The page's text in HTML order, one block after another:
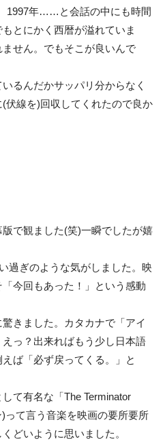
1997年……と会話の中にも時間
とにかく西暦が溢れていま
せん。でもそこが良いんで
るんだかサッパリ分からなく
伏線を)回収してくれたので良か
で観ました(笑)一瞬でしたが嬉
過ぎのような気がしました。映
今回もあった！」という感動
きました。カタカナで「アイ
っ？出来ればもう少し日本語
ば「必ず戻ってくる。」と
て有名な「The Terminator
って言う音楽を映画の要所要所
どいように思いました。